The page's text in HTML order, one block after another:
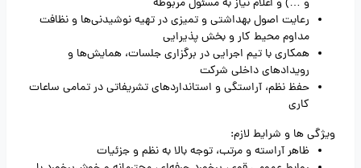
و …) و اعلام نیاز به مسئول مربوطه
رعایت اصول بهداشتی و تمیزی در تهیه نوشیدنی‌ها و نظافت
مداوم محیط کار و بخش پذیرایی
همکاری با تیم اجرایی در برگزاری جلسات، همایش‌ها و
رویدادهای داخلی شرکت
حفظ نظم، آراستگی و استانداردهای تشریفاتی در تمامی ساعات
کاری
ویژگی ها و شرایط لازم:
ظاهر آراسته و مرتب، توجه بالا به نظم و جزئیات